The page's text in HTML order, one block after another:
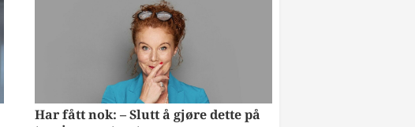
Har fått nok: – Slutt å gjøre dette på